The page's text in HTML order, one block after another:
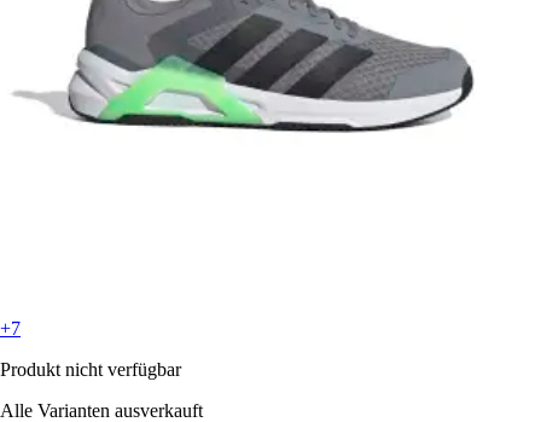
+7
Produkt nicht verfügbar
Alle Varianten ausverkauft